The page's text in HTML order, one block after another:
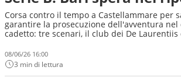
Corsa contro il tempo a Castellammare per
garantire la prosecuzione dell'avventura nel
cadetto: tre scenari, il club dei De Laurentiis
08/06/26 16:00
3 min di lettura